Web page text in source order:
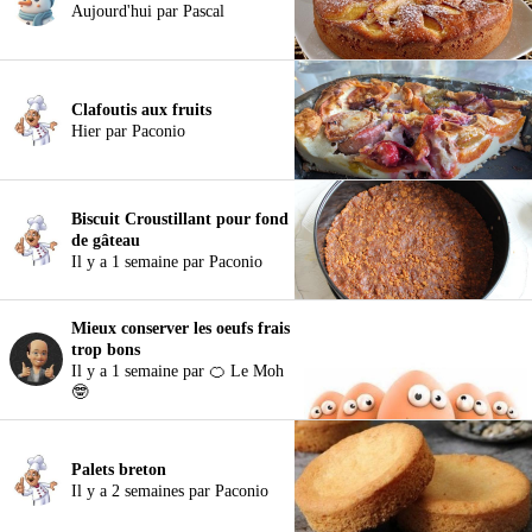
Aujourd'hui par Pascal
Clafoutis aux fruits
Hier par Paconio
Biscuit Croustillant pour fond
de gâteau
Il y a 1 semaine par Paconio
Mieux conserver les oeufs frais
trop bons
Il y a 1 semaine par 🍊 Le Moh
🤓
Palets breton
Il y a 2 semaines par Paconio